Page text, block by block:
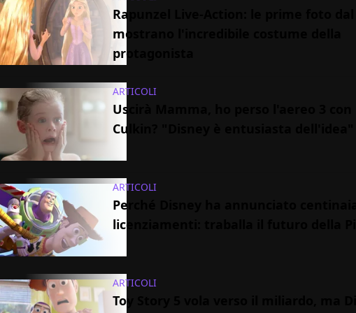
Rapunzel Live-Action: le prime foto dal
mostrano l'incredibile costume della
protagonista
ARTICOLI
Uscirà Mamma, ho perso l'aereo 3 con
Culkin? "Disney è entusiasta dell'idea"
ARTICOLI
Perché Disney ha annunciato centinaia
licenziamenti: traballa il futuro della
ARTICOLI
Toy Story 5 vola verso il miliardo, ma